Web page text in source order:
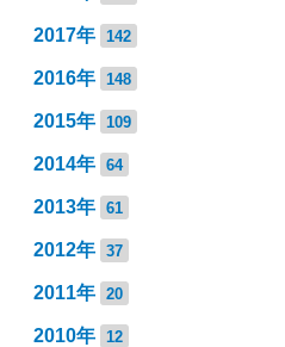
2017年 142
2016年 148
2015年 109
2014年 64
2013年 61
2012年 37
2011年 20
2010年 12